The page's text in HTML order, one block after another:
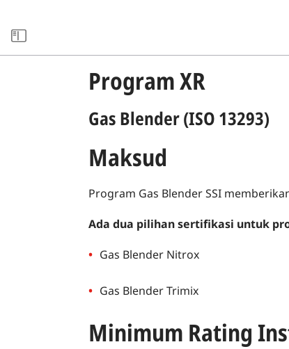
Program XR
Gas Blender (ISO 13293)
Maksud
Program Gas Blender SSI
Ada dua pilihan sertifikasi untuk
Gas Blender Nitrox
Gas Blender Trimix
Minimum Rating